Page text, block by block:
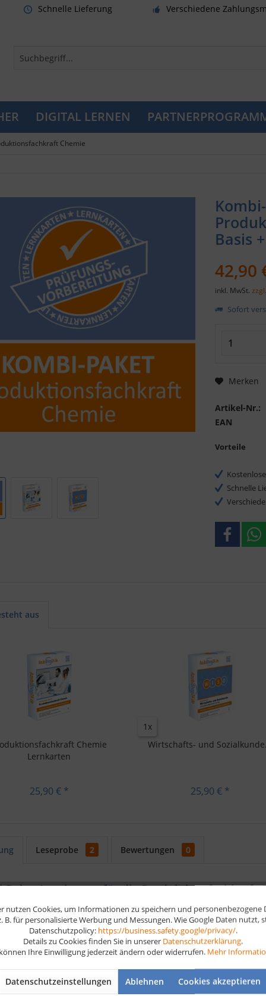
Schnelle Lieferung Verschiedene
DIGITAL LERNEN
Chemie
Basis
42,90
inkl. MwSt.
Sofort
Merken
Artikel-Nr.:
EAN
Vorteile
Schnelle
aus
Chemie
Lernkarten
25,90 € *
1x
Wirtschafts- und
25,90 € *
Leseprobe 2 Bewertungen 0
Paket Lernkarten für die Produktionsfachkraft
Produktionsfachkraft Chemie Prüfung, und das im handlichen
festigst du dein Wissen Stück für Stück ganz automatisch. Schließe
schnell und effizient für deine Produktionsfachkraft Chemie
nutzen Cookies, um Informationen zu speichern und personenbezogene
B. für personalisierte Werbung und Messungen. Wie Google Daten nutzt,
Datenschutzpolicy: https://business.safety.google/privacy/.
Details zu Cookies finden Sie in unserer Datenschutzerklärung.
Ihre Einwilligung jederzeit ändern oder widerrufen. Mehr
Datenschutzeinstellungen Ablehnen Cookies akzeptieren